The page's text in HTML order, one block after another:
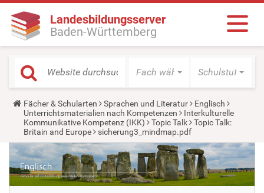
Landesbildungsserver
Baden-Württemberg
Fach wählen Schulstufe
Y
o
u
a
r
h
e
r
e
Fächer & Schularten Sprachen und Literatur
Englisch
Unterrichtsmaterialien nach Kompetenzen
Interkulturelle
Kommunikative Kompetenz (IKK)
Topic Talk
Topic Talk:
Britain and Europe
sicherung3_mindmap.pdf